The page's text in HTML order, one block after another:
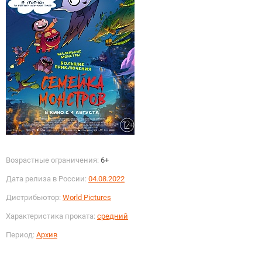
Возрастные ограничения: 6+
Дата релиза в России: 04.08.2022
Дистрибьютор: World Pictures
Характеристика проката: средний
Период: Архив